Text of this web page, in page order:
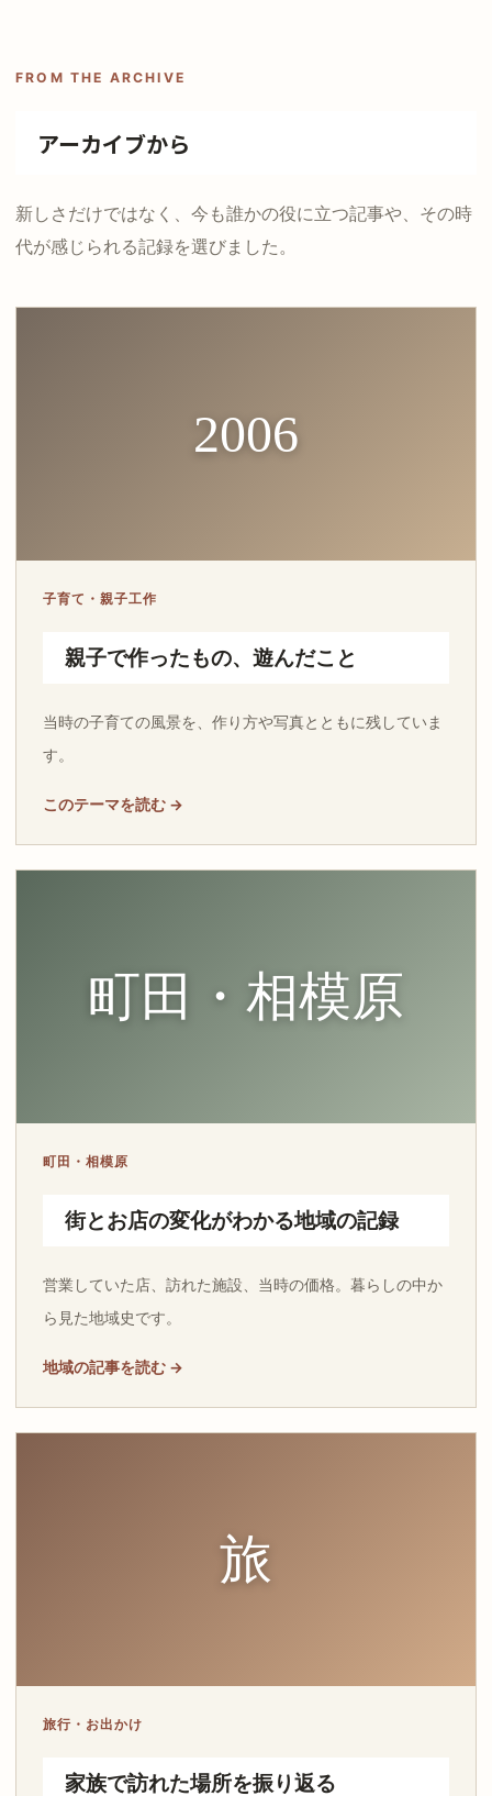
FROM THE ARCHIVE
アーカイブから
新しさだけではなく、今も誰かの役に立つ記事や、その時
代が感じられる記録を選びました。
2006
子育て・親子工作
親子で作ったもの、遊んだこと
当時の子育ての風景を、作り方や写真とともに残していま
す。
このテーマを読む →
町田・相模原
町田・相模原
街とお店の変化がわかる地域の記録
営業していた店、訪れた施設、当時の価格。暮らしの中か
ら見た地域史です。
地域の記事を読む →
旅
旅行・お出かけ
家族で訪れた場所を振り返る